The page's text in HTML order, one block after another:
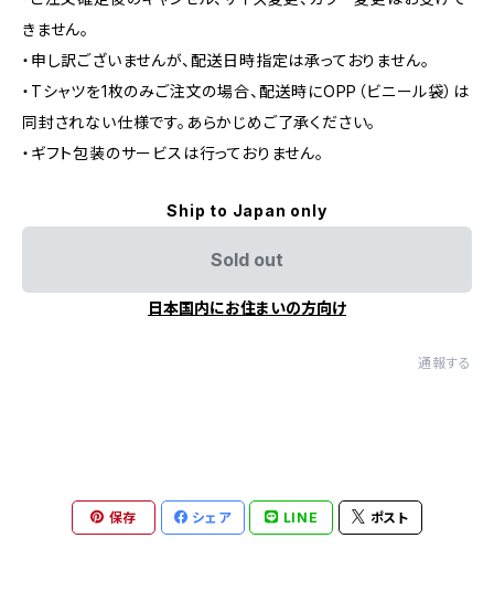
きません。
・申し訳ございませんが、配送日時指定は承っておりません。
・Tシャツを1枚のみご注文の場合、配送時にOPP（ビニール袋）は
同封されない仕様です。あらかじめご了承ください。
・ギフト包装のサービスは行っておりません。
Ship to Japan only
Sold out
日本国内にお住まいの方向け
通報する
保存 シェア LINE ポスト